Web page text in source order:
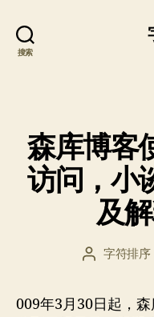
搜索
森库博客
访问，小
及
文
者
字符排序
009年3月30日起，